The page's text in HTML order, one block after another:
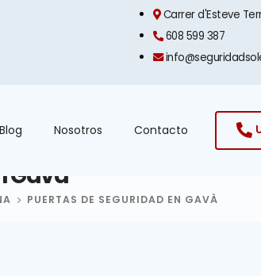
Carrer d'Esteve
608 599 387
Blog Nosotros Contacto
Gavà
PUERTAS DE SEGURIDAD EN GAVÀ